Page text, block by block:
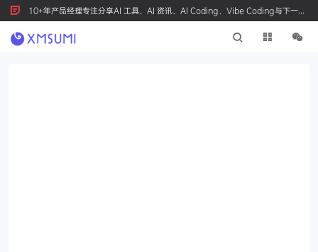
10+年产品经理专注分享AI 工具、AI 资讯、AI Coding、Vibe Coding与下一代
产品创新，按 Ctrl+D 收藏我们